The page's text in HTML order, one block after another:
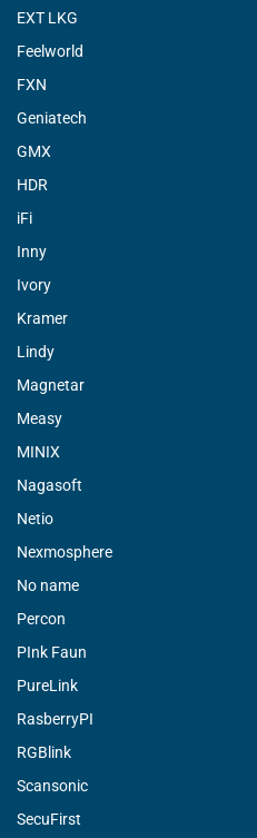
EXT LKG
Feelworld
FXN
Geniatech
GMX
HDR
iFi
Inny
Ivory
Kramer
Lindy
Magnetar
Measy
MINIX
Nagasoft
Netio
Nexmosphere
No name
Percon
PInk Faun
PureLink
RasberryPI
RGBlink
Scansonic
SecuFirst